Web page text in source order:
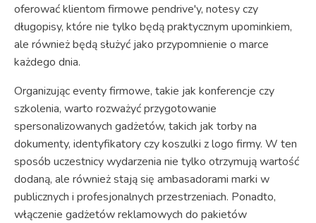
oferować klientom firmowe pendrive'y, notesy czy
długopisy, które nie tylko będą praktycznym upominkiem,
ale również będą służyć jako przypomnienie o marce
każdego dnia.
Organizując eventy firmowe, takie jak konferencje czy
szkolenia, warto rozważyć przygotowanie
spersonalizowanych gadżetów, takich jak torby na
dokumenty, identyfikatory czy koszulki z logo firmy. W ten
sposób uczestnicy wydarzenia nie tylko otrzymują wartość
dodaną, ale również stają się ambasadorami marki w
publicznych i profesjonalnych przestrzeniach. Ponadto,
włączenie gadżetów reklamowych do pakietów